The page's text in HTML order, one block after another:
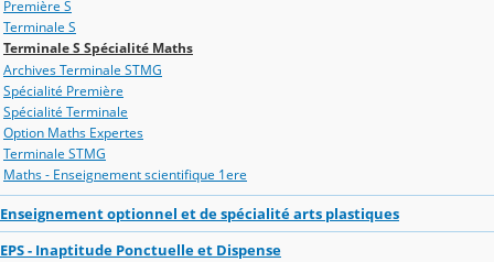
Première S
Terminale S
Terminale S Spécialité Maths
Archives Terminale STMG
Spécialité Première
Spécialité Terminale
Option Maths Expertes
Terminale STMG
Maths - Enseignement scientifique 1ere
Enseignement optionnel et de spécialité arts plastiques
EPS - Inaptitude Ponctuelle et Dispense